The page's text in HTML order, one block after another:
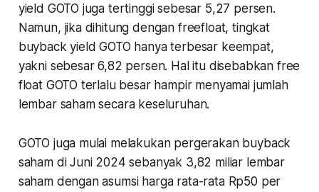
yield GOTO juga tertinggi sebesar 5,27 persen.
Namun, jika dihitung dengan freefloat, tingkat
buyback yield GOTO hanya terbesar keempat,
yakni sebesar 6,82 persen. Hal itu disebabkan free
float GOTO terlalu besar hampir menyamai jumlah
lembar saham secara keseluruhan.
GOTO juga mulai melakukan pergerakan buyback
saham di Juni 2024 sebanyak 3,82 miliar lembar
saham dengan asumsi harga rata-rata Rp50 per